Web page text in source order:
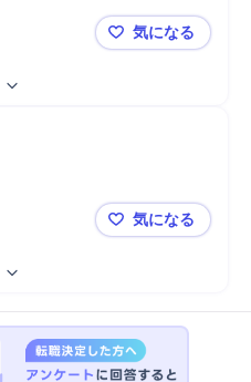
インダスト
気になる
注射剤処方
気になる